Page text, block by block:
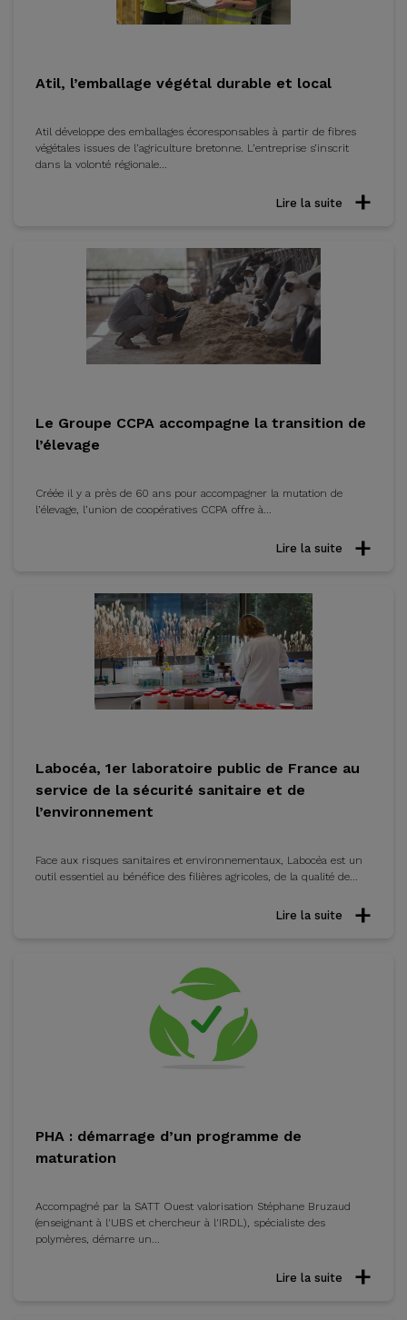
Atil, l’emballage végétal durable et local
Atil développe des emballages écoresponsables à partir de fibres
végétales issues de l’agriculture bretonne. L’entreprise s’inscrit
dans la volonté régionale...
Lire la suite
Le Groupe CCPA accompagne la transition de
l’élevage
Créée il y a près de 60 ans pour accompagner la mutation de
l’élevage, l’union de coopératives CCPA offre à...
Lire la suite
Labocéa, 1er laboratoire public de France au
service de la sécurité sanitaire et de
l’environnement
Face aux risques sanitaires et environnementaux, Labocéa est un
outil essentiel au bénéfice des filières agricoles, de la qualité de...
Lire la suite
PHA : démarrage d’un programme de
maturation
Accompagné par la SATT Ouest valorisation Stéphane Bruzaud
(enseignant à l'UBS et chercheur à l'IRDL), spécialiste des
polymères, démarre un...
Lire la suite